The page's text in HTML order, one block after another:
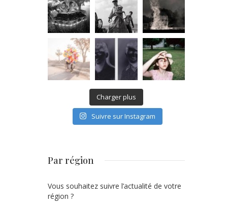
Charger plus
Suivre sur Instagram
Par région
Vous souhaitez suivre l’actualité de votre
région ?